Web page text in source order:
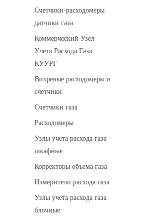
Счетчики-расходомеры
датчики газа
Коммерческий Узел
Учета Расхода Газа
КУУРГ
Вихревые расходомеры и
счетчики
Счетчики газа
Расходомеры
Узлы учета расхода газа
шкафные
Корректоры объема газа
Измерители расхода газа
Узлы учета расхода газа
блочные